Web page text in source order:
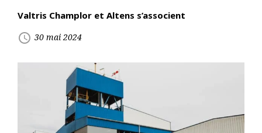
Valtris Champlor et Altens s’associent
access_time 30 mai 2024